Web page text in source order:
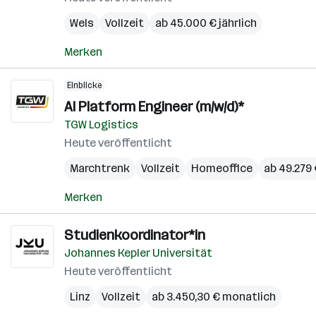
Wels
Vollzeit ab 45.000 € jährlich
Merken
Einblicke
AI Platform Engineer (m/w/d)*
TGW Logistics
Heute veröffentlicht
Marchtrenk
Vollzeit Homeoffice ab
Merken
Studienkoordinator*in
Johannes Kepler Universität
Heute veröffentlicht
Linz
Vollzeit ab 3.450,30 € monatlich